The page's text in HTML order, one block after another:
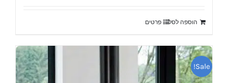
הוספה לסל פרטים
Sale!